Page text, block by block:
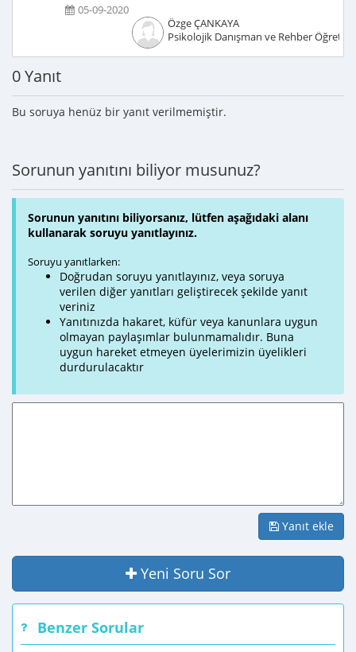
05-09-2020
Özge ÇANKAYA
Psikolojik Danışman ve Rehber
0 Yanıt
Bu soruya henüz bir yanıt verilmemiştir.
Sorunun yanıtını biliyor musunuz?
Sorunun yanıtını biliyorsanız, lütfen aşağıdaki alanı
kullanarak soruyu yanıtlayınız.
Soruyu yanıtlarken:
Doğrudan soruyu yanıtlayınız, veya soruya
verilen diğer yanıtları geliştirecek şekilde yanıt
veriniz
Yanıtınızda hakaret, küfür veya kanunlara uygun
olmayan paylaşımlar bulunmamalıdır. Buna
uygun hareket etmeyen üyelerimizin üyelikleri
durdurulacaktır
Yanıt ekle
Yeni Soru Sor
Benzer Sorular